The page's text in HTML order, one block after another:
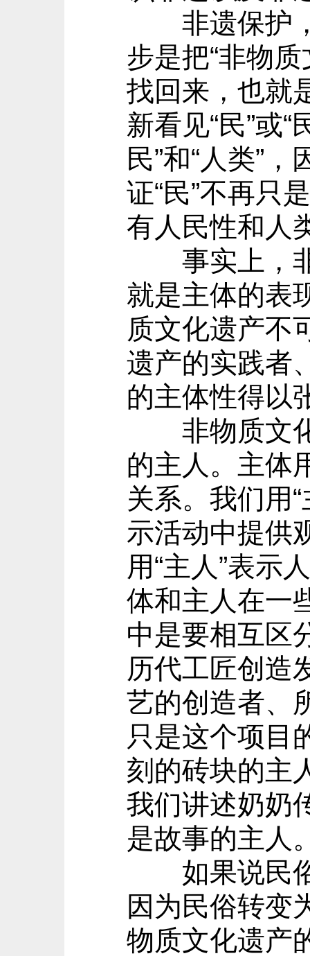
非遗保护，
步是把“非物
找回来，也就
新看见“民”或“
民”和“人类”
证“民”不再只
有人民性和人
事实上，非
就是主体的表
质文化遗产不
遗产的实践者
的主体性得以
非物质文化
的主人。主体
关系。我们用
示活动中提供
用“主人”表示
体和主人在一
中是要相互区
历代工匠创造
艺的创造者、
只是这个项目
刻的砖块的主
我们讲述奶奶
是故事的主人
如果说民俗
因为民俗转变
物质文化遗产